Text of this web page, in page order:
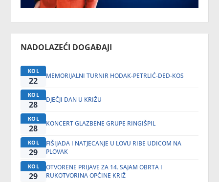
NADOLAZEĆI DOGAĐAJI
KOL
22 MEMORIJALNI TURNIR HODAK-PETRLIĆ-DED-KOS
KOL
28 DJEČJI DAN U KRIŽU
KOL
28 KONCERT GLAZBENE GRUPE RINGIŠPIL
KOL
29
FIŠIJADA I NATJECANJE U LOVU RIBE UDICOM NA
PLOVAK
KOL
29
OTVORENE PRIJAVE ZA 14. SAJAM OBRTA I
RUKOTVORINA OPĆINE KRIŽ